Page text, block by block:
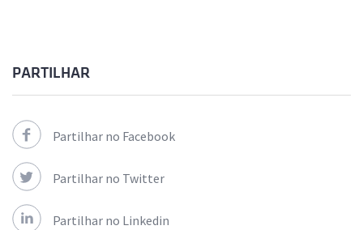
PARTILHAR
Partilhar no Facebook
Partilhar no Twitter
Partilhar no Linkedin